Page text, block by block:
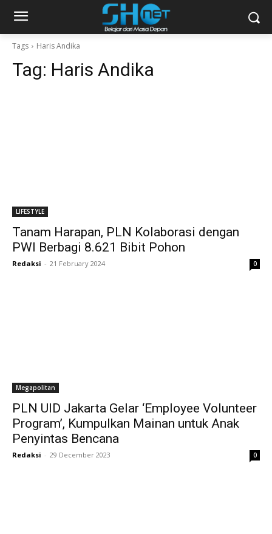
Tags Haris Andika
Tag: Haris Andika
LIFESTYLE
Tanam Harapan, PLN Kolaborasi dengan
PWI Berbagi 8.621 Bibit Pohon
Redaksi - 21 February 2024 0
Megapolitan
PLN UID Jakarta Gelar ‘Employee Volunteer
Program’, Kumpulkan Mainan untuk Anak
Penyintas Bencana
Redaksi - 29 December 2023 0